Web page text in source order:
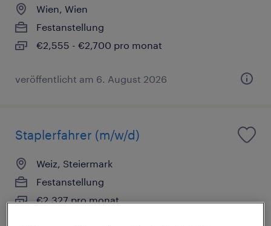
Wien, Wien
Festanstellung
€2,555 - €2,700 pro monat
veröffentlicht am 6. August 2026
Staplerfahrer (m/w/d)
Weiz, Steiermark
Festanstellung
€2,327 pro monat